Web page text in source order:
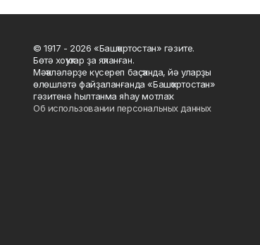
© 1917 - 2026 «Башҡортостан» гәзите.
Бөтә хоҡуҡтар ҙа яҡланған.
Мәҡәләләрҙе күсереп баҫҡанда, йә уларҙы
өлөшләтә файҙаланғанда «Башҡортостан»
гәзитенә һылтанма яһау мотлаҡ.
Об использовании персональных данных